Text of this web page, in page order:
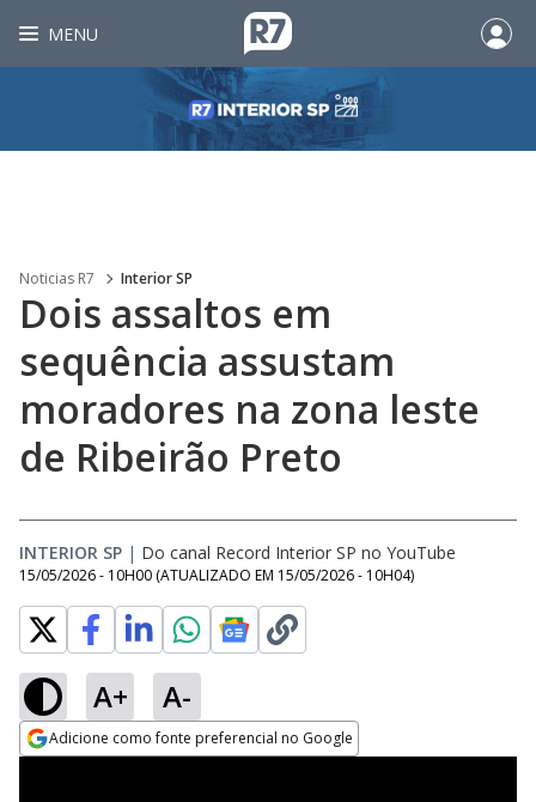
MENU
Noticias R7 Interior SP
Dois assaltos em
sequência assustam
moradores na zona leste
de Ribeirão Preto
INTERIOR SP | Do canal Record Interior SP no YouTube
15/05/2026 - 10H00 (ATUALIZADO EM 15/05/2026 - 10H04)
A+ A-
Adicione como fonte preferencial no Google